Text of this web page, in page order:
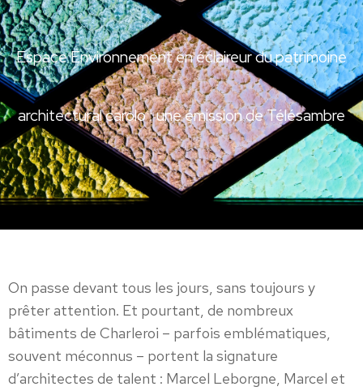
Espace Environnement en éclaireur du patrimoine
architectural carolo : une émission de Télésambre
On passe devant tous les jours, sans toujours y
prêter attention. Et pourtant, de nombreux
bâtiments de Charleroi – parfois emblématiques,
souvent méconnus – portent la signature
d’architectes de talent : Marcel Leborgne, Marcel et